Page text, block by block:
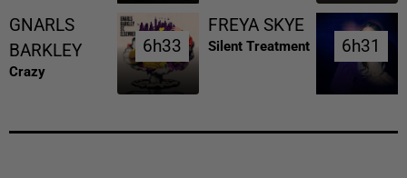
GNARLS
BARKLEY
Crazy
6h33
6h33
FREYA SKYE
Silent Treatment 6h31
6h31